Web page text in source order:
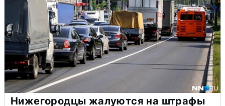
Нижегородцы жалуются на штрафы